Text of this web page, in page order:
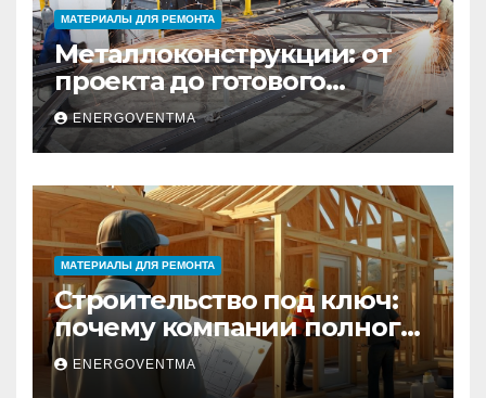
МАТЕРИАЛЫ ДЛЯ РЕМОНТА
Металлоконструкции: от
проекта до готового
изделия – полный
практический гид
ENERGOVENTMA
МАТЕРИАЛЫ ДЛЯ РЕМОНТА
Строительство под ключ:
почему компании полного
цикла меняют рынок
недвижимости
ENERGOVENTMA